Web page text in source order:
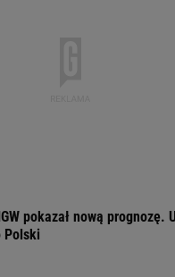
pokazał nową prognozę.
Polski